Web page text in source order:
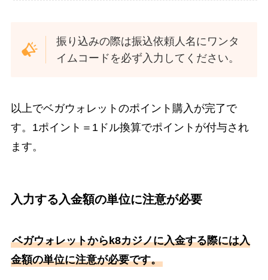
振り込みの際は振込依頼人名にワンタ
イムコードを必ず入力してください。
以上でベガウォレットのポイント購入が完了で
す。1ポイント＝1ドル換算でポイントが付与され
ます。
入力する入金額の単位に注意が必要
ベガウォレットからk8カジノに入金する際には入
金額の単位に注意が必要です。